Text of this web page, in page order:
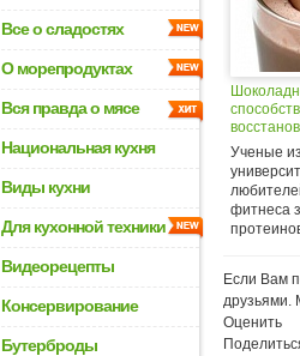
Все о сладостях
О морепродуктах
Вся правда о мясе
Национальная кухня
Виды кухни
Для кухонной техники
Видеорецепты
Консервирование
Бутерброды
Ученые
фитнеса
Если Вам
друзьями.
Оценить